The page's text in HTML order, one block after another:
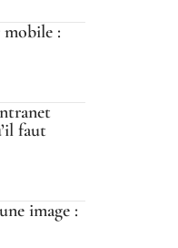
:
faut
image :